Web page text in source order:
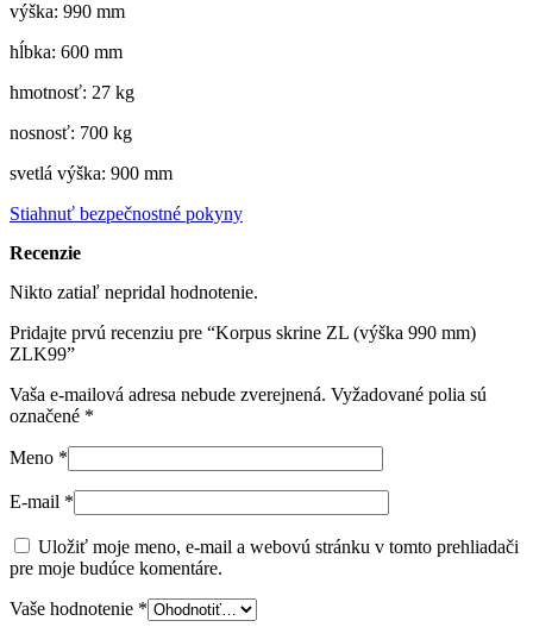
výška: 990 mm
hĺbka: 600 mm
hmotnosť: 27 kg
nosnosť: 700 kg
svetlá výška: 900 mm
Stiahnuť bezpečnostné pokyny
Recenzie
Nikto zatiaľ nepridal hodnotenie.
Pridajte prvú recenziu pre “Korpus skrine ZL (výška 990 mm)
ZLK99”
Vaša e-mailová adresa nebude zverejnená. Vyžadované polia sú
označené *
Meno *
E-mail *
Uložiť moje meno, e-mail a webovú stránku v tomto prehliadači
pre moje budúce komentáre.
Vaše hodnotenie *